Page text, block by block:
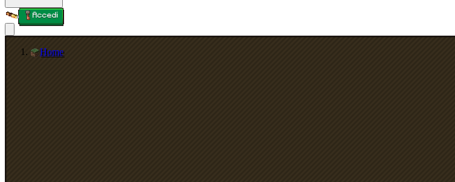
Accedi
Home